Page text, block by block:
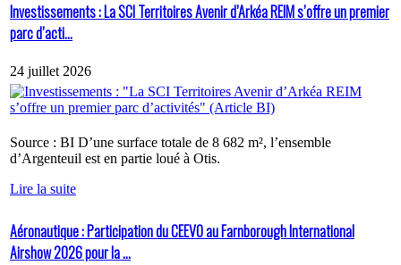
Investissements : La SCI Territoires Avenir d’Arkéa REIM s’offre un premier
parc d’acti...
24 juillet 2026
Source : BI D’une surface totale de 8 682 m², l’ensemble
d’Argenteuil est en partie loué à Otis.
Lire la suite
Aéronautique : Participation du CEEVO au Farnborough International
Airshow 2026 pour la ...